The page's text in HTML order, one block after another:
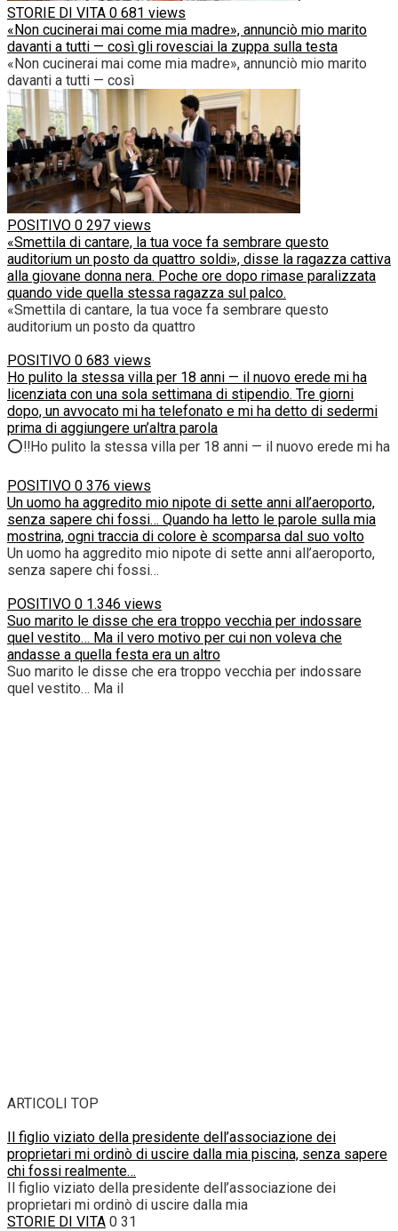
STORIE DI VITA 0 681 views
«Non cucinerai mai come mia madre», annunciò mio marito
davanti a tutti — così gli rovesciai la zuppa sulla testa
«Non cucinerai mai come mia madre», annunciò mio marito
davanti a tutti — così
POSITIVO 0 297 views
«Smettila di cantare, la tua voce fa sembrare questo
auditorium un posto da quattro soldi», disse la ragazza cattiva
alla giovane donna nera. Poche ore dopo rimase paralizzata
quando vide quella stessa ragazza sul palco.
«Smettila di cantare, la tua voce fa sembrare questo
auditorium un posto da quattro
POSITIVO 0 683 views
Ho pulito la stessa villa per 18 anni — il nuovo erede mi ha
licenziata con una sola settimana di stipendio. Tre giorni
dopo, un avvocato mi ha telefonato e mi ha detto di sedermi
prima di aggiungere un’altra parola
⭕‼️Ho pulito la stessa villa per 18 anni — il nuovo erede mi ha
POSITIVO 0 376 views
Un uomo ha aggredito mio nipote di sette anni all’aeroporto,
senza sapere chi fossi… Quando ha letto le parole sulla mia
mostrina, ogni traccia di colore è scomparsa dal suo volto
Un uomo ha aggredito mio nipote di sette anni all’aeroporto,
senza sapere chi fossi…
POSITIVO 0 1.346 views
Suo marito le disse che era troppo vecchia per indossare
quel vestito… Ma il vero motivo per cui non voleva che
andasse a quella festa era un altro
Suo marito le disse che era troppo vecchia per indossare
quel vestito… Ma il
ARTICOLI TOP
Il figlio viziato della presidente dell’associazione dei
proprietari mi ordinò di uscire dalla mia piscina, senza sapere
chi fossi realmente…
Il figlio viziato della presidente dell’associazione dei
proprietari mi ordinò di uscire dalla mia
STORIE DI VITA 0 31